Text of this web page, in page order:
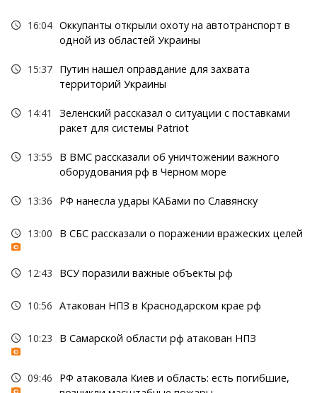
16:04 Оккупанты открыли охоту на автотранспорт в
одной из областей Украины
15:37 Путин нашел оправдание для захвата
территорий Украины
14:41
Зеленский рассказал о ситуации с поставками
ракет для системы Patriot
13:55
В ВМС рассказали об уничтожении важного
оборудования рф в Черном море
13:36 РФ нанесла удары КАБами по Славянску
13:00 В СБС рассказали о поражении вражеских целей
12:43 ВСУ поразили важные объекты рф
10:56 Атакован НПЗ в Краснодарском крае рф
10:23 В Самарской области рф атакован НПЗ
09:46
РФ атаковала Киев и область: есть погибшие,